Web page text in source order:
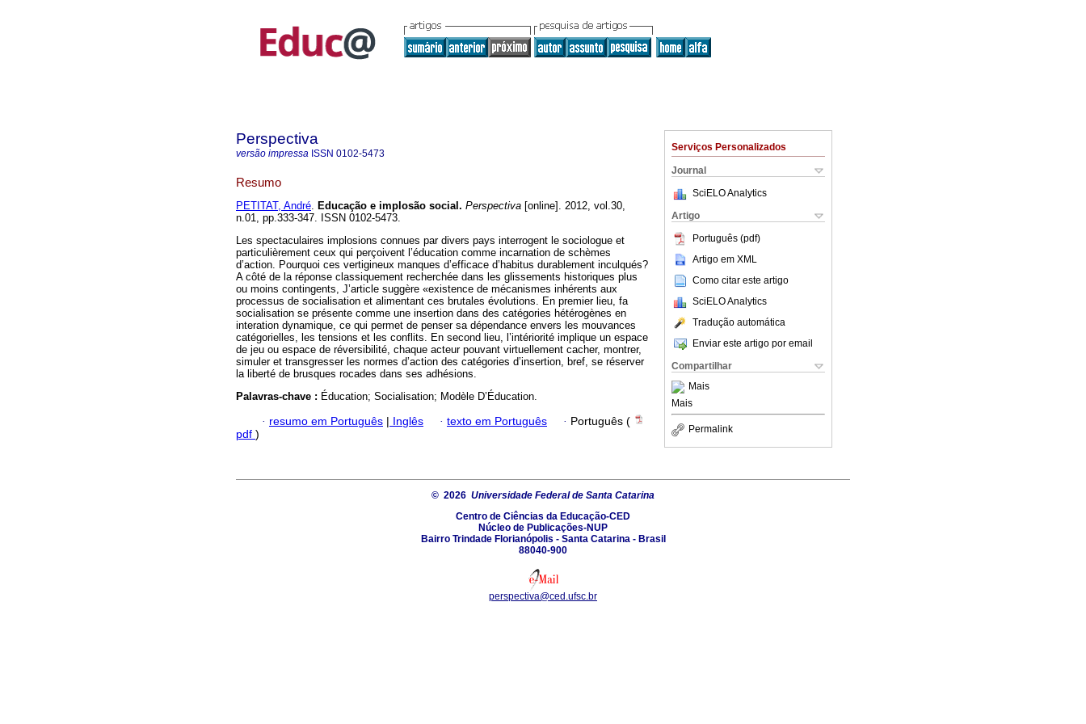
Serviços Personalizados
Journal
SciELO Analytics
Artigo
Português (pdf)
Artigo em XML
Como citar este artigo
SciELO Analytics
Tradução automática
Enviar este artigo por email
Compartilhar
Mais
Mais
Permalink
Perspectiva
versão impressa ISSN 0102-5473
Resumo
PETITAT, André. Educação e implosão social. Perspectiva [online]. 2012, vol.30,
n.01, pp.333-347. ISSN 0102-5473.
Les spectaculaires implosions connues par divers pays interrogent le sociologue et
particulièrement ceux qui perçoivent l’éducation comme incarnation de schèmes
d’action. Pourquoi ces vertigineux manques d’efficace d’habitus durablement inculqués?
A côté de la réponse classiquement recherchée dans les glissements historiques plus
ou moins contingents, J’article suggère «existence de mécanismes inhérents aux
processus de socialisation et alimentant ces brutales évolutions. En premier lieu, fa
socialisation se présente comme une insertion dans des catégories hétérogènes en
interation dynamique, ce qui permet de penser sa dépendance envers les mouvances
catégorielles, les tensions et les conflits. En second lieu, l’intériorité implique un espace
de jeu ou espace de réversibilité, chaque acteur pouvant virtuellement cacher, montrer,
simuler et transgresser les normes d’action des catégories d’insertion, bref, se réserver
la liberté de brusques rocades dans ses adhésions.
Palavras-chave : Éducation; Socialisation; Modèle D’Éducation.
· resumo em Português | Inglês · texto em Português · Português (
pdf )
© 2026 Universidade Federal de Santa Catarina
Centro de Ciências da Educação-CED
Núcleo de Publicações-NUP
Bairro Trindade Florianópolis - Santa Catarina - Brasil
88040-900
perspectiva@ced.ufsc.br